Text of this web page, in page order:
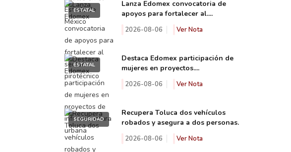
ESTATAL
Lanza Edomex convocatoria de
apoyos para fortalecer al....
2026-08-06 Ver Nota
ESTATAL
Destaca Edomex participación de
mujeres en proyectos....
2026-08-06 Ver Nota
SEGURIDAD
Recupera Toluca dos vehículos
robados y asegura a dos personas.
2026-08-06 Ver Nota